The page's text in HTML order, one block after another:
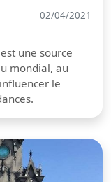
02/04/2021
une source
mondial, au
le